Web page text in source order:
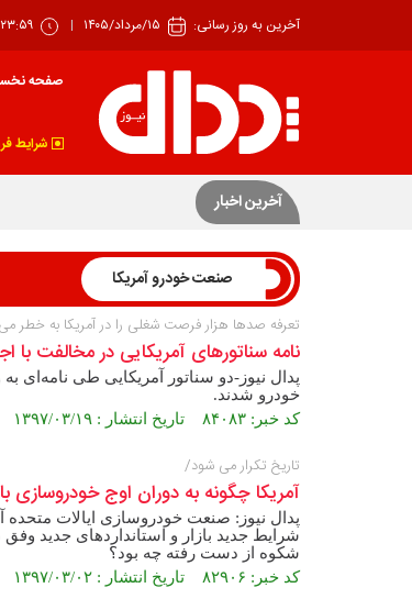
آخرین به روز رسانی: ۱۵/مرداد/۱۴۰۵ ۲۳:۵۹
صفحه
شرایط
آخرین اخبار
صنعت خودرو آمریکا
تعرفه صدها هزار فرصت شغلی را در آمریکا به خطر
نامه سناتورهای آمریکایی در مخالفت با
پدال نیوز-دو سناتور آمریکایی طی نامه‌ای
خودرو شدند.
کد خبر: ۸۴۰۸۳ تاریخ انتشار : ۱۳۹۷/۰۳/۱۹
تاریخ تکرار می شود/
آمریکا چگونه به دوران اوج خودروسازی
شرایط جدید بازار و استانداردهای جدید وفق
شکوه از دست رفته چه بود؟
کد خبر: ۸۲۹۰۶ تاریخ انتشار : ۱۳۹۷/۰۳/۰۲